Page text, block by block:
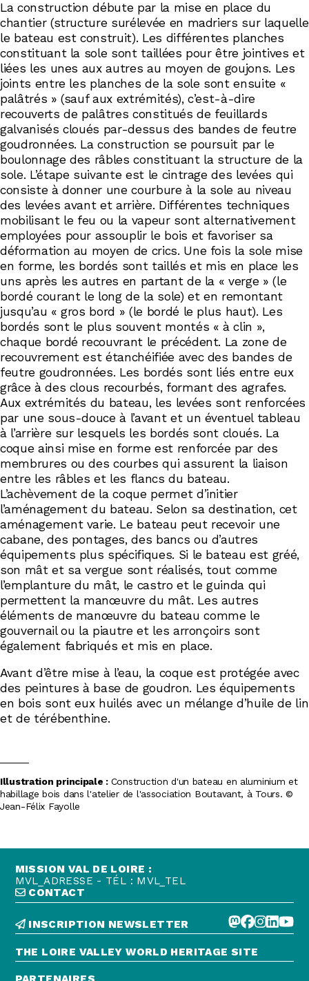
La construction débute par la mise en place du
chantier (structure surélevée en madriers sur laquelle
le bateau est construit). Les différentes planches
constituant la sole sont taillées pour être jointives et
liées les unes aux autres au moyen de goujons. Les
joints entre les planches de la sole sont ensuite «
palâtrés » (sauf aux extrémités), c’est-à-dire
recouverts de palâtres constitués de feuillards
galvanisés cloués par-dessus des bandes de feutre
goudronnées. La construction se poursuit par le
boulonnage des râbles constituant la structure de la
sole. L’étape suivante est le cintrage des levées qui
consiste à donner une courbure à la sole au niveau
des levées avant et arrière. Différentes techniques
mobilisant le feu ou la vapeur sont alternativement
employées pour assouplir le bois et favoriser sa
déformation au moyen de crics. Une fois la sole mise
en forme, les bordés sont taillés et mis en place les
uns après les autres en partant de la « verge » (le
bordé courant le long de la sole) et en remontant
jusqu’au « gros bord » (le bordé le plus haut). Les
bordés sont le plus souvent montés « à clin »,
chaque bordé recouvrant le précédent. La zone de
recouvrement est étanchéifiée avec des bandes de
feutre goudronnées. Les bordés sont liés entre eux
grâce à des clous recourbés, formant des agrafes.
Aux extrémités du bateau, les levées sont renforcées
par une sous-douce à l’avant et un éventuel tableau
à l’arrière sur lesquels les bordés sont cloués. La
coque ainsi mise en forme est renforcée par des
membrures ou des courbes qui assurent la liaison
entre les râbles et les flancs du bateau.
L’achèvement de la coque permet d’initier
l’aménagement du bateau. Selon sa destination, cet
aménagement varie. Le bateau peut recevoir une
cabane, des pontages, des bancs ou d’autres
équipements plus spécifiques. Si le bateau est gréé,
son mât et sa vergue sont réalisés, tout comme
l’emplanture du mât, le castro et le guinda qui
permettent la manœuvre du mât. Les autres
éléments de manœuvre du bateau comme le
gouvernail ou la piautre et les arronçoirs sont
également fabriqués et mis en place.
Avant d’être mise à l’eau, la coque est protégée avec
des peintures à base de goudron. Les équipements
en bois sont eux huilés avec un mélange d’huile de lin
et de térébenthine.
Illustration principale : Construction d'un bateau en aluminium et
habillage bois dans l'atelier de l'association Boutavant, à Tours. ©
Jean-Félix Fayolle
MISSION VAL DE LOIRE :
MVL_ADRESSE - TÉL : MVL_TEL
CONTACT
INSCRIPTION NEWSLETTER
THE LOIRE VALLEY WORLD HERITAGE SITE